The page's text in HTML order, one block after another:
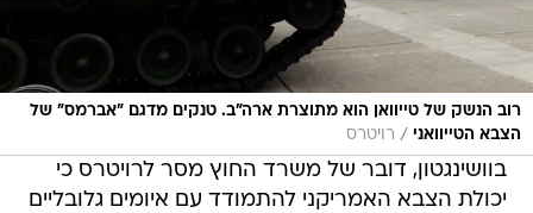
רוב הנשק של טייוואן הוא מתוצרת ארה"ב. טנקים מדגם "אברמס" של
הצבא הטייוואני / רויטרס
בוושינגטון, דובר של משרד החוץ מסר לרויטרס כי
יכולת הצבא האמריקני להתמודד עם איומים גלובליים